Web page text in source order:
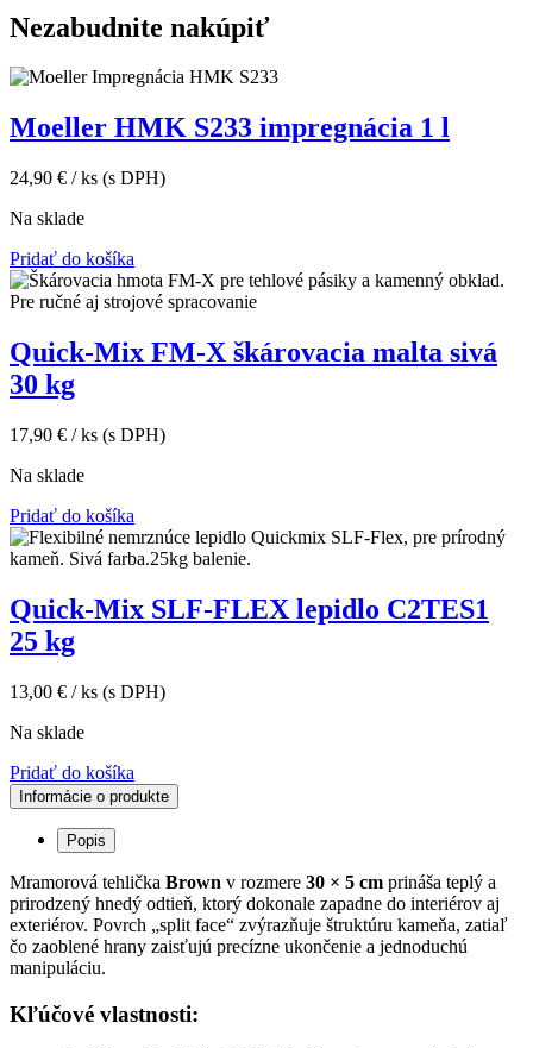
Nezabudnite nakúpiť
Moeller HMK S233 impregnácia 1 l
24,90 € / ks (s DPH)
Na sklade
Pridať do košíka
Quick-Mix FM-X škárovacia malta sivá
30 kg
17,90 € / ks (s DPH)
Na sklade
Pridať do košíka
Quick-Mix SLF-FLEX lepidlo C2TES1
25 kg
13,00 € / ks (s DPH)
Na sklade
Pridať do košíka
Informácie o produkte
Popis
Mramorová tehlička Brown v rozmere 30 × 5 cm prináša teplý a
prirodzený hnedý odtieň, ktorý dokonale zapadne do interiérov aj
exteriérov. Povrch „split face“ zvýrazňuje štruktúru kameňa, zatiaľ
čo zaoblené hrany zaisťujú precízne ukončenie a jednoduchú
manipuláciu.
Kľúčové vlastnosti: